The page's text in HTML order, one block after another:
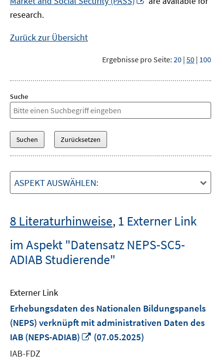
Fenster
research.
Zurück zur Übersicht
Ergebnisse pro Seite: 20 | 50 | 100
Suche
ASPEKT AUSWÄHLEN:
8 Literaturhinweise, 1 Externer Link
im Aspekt "Datensatz NEPS-SC5-
ADIAB Studierende"
Externer Link
Erhebungsdaten des Nationalen Bildungspanels
(NEPS) verknüpft mit administrativen Daten des
IAB (NEPS-ADIAB)
In
(07.05.2025)
IAB-FDZ